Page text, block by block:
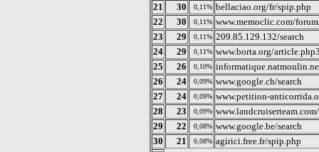
21
30 0,11% bellaciao.org/fr/spip.php
22
30 0,11% www.memoclic.com/
23
29 0,11% 209.85.129.132/search
24
29 0,11% www.borta.org/
25
26 0,10%
26
24 0,09% www.google.ch/search
27
24 0,09% www.petition-
28
23 0,09%
29
22 0,08% www.google.be/search
30
21 0,08% agirici.free.fr/spip.php